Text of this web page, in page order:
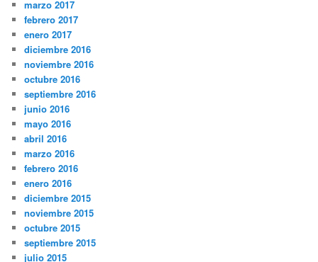
marzo 2017
febrero 2017
enero 2017
diciembre 2016
noviembre 2016
octubre 2016
septiembre 2016
junio 2016
mayo 2016
abril 2016
marzo 2016
febrero 2016
enero 2016
diciembre 2015
noviembre 2015
octubre 2015
septiembre 2015
julio 2015